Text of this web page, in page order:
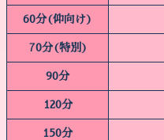
60分(仰向け)
70分(特別)
90分
120分
150分